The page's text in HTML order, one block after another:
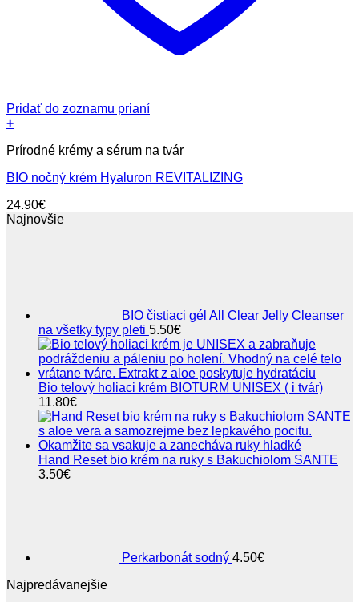
Pridať do zoznamu prianí
+
Prírodné krémy a sérum na tvár
BIO nočný krém Hyaluron REVITALIZING
24.90€
Najnovšie
BIO čistiaci gél All Clear Jelly Cleanser
na všetky typy pleti 5.50€
Bio telový holiaci krém BIOTURM UNISEX ( i tvár)
11.80€
Hand Reset bio krém na ruky s Bakuchiolom SANTE
3.50€
Perkarbonát sodný 4.50€
Najpredávanejšie